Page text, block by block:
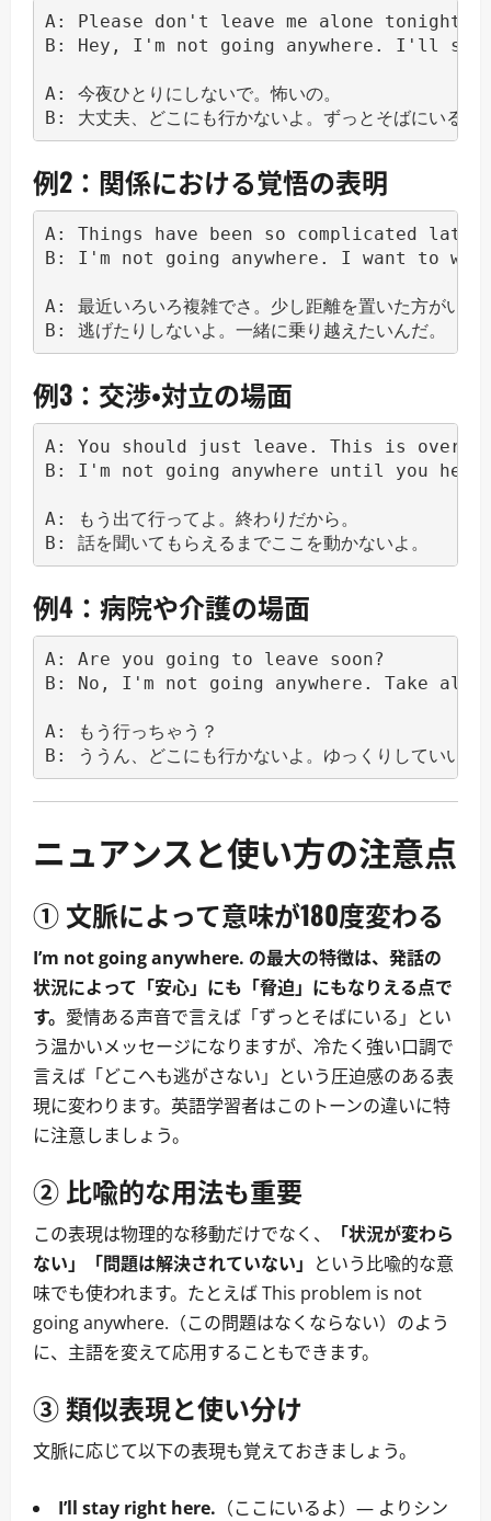
A: Please don't leave me alone tonight.
B: Hey, I'm not going anywhere. I'll
A: 今夜ひとりにしないで。怖いの。
例2：関係における覚悟の表明
A: Things have been so complicated
B: I'm not going anywhere. I want to
A: 最近いろいろ複雑でさ。少し距離を置いた方がいい
例3：交渉・対立の場面
A: You should just leave. This is over.
B: I'm not going anywhere until you hear
A: もう出て行ってよ。終わりだから。
例4：病院や介護の場面
A: Are you going to leave soon?
B: No, I'm not going anywhere. Take all
A: もう行っちゃう？
ニュアンスと使い方の注意点
① 文脈によって意味が180度変わる
I’m not going anywhere. の最大の特徴は、発話の
状況によって「安心」にも「脅迫」にもなりえる点で
す。 愛情ある声音で言えば「ずっとそばにいる」とい
う温かいメッセージになりますが、冷たく強い口調で
言えば「どこへも逃がさない」という圧迫感のある表
現に変わります。英語学習者はこのトーンの違いに特
に注意しましょう。
② 比喩的な用法も重要
この表現は物理的な移動だけでなく、
「状況が変わら
ない」「問題は解決されていない」 という比喩的な意
味でも使われます。たとえば This problem is not
going anywhere.（この問題はなくならない）のよう
に、主語を変えて応用することもできます。
③ 類似表現と使い分け
文脈に応じて以下の表現も覚えておきましょう。
I’ll stay right here. （ここにいるよ）― よりシン